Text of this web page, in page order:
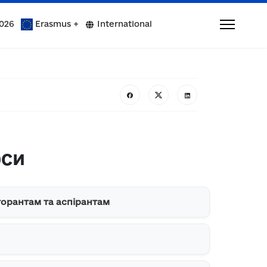
Erasmus + International
та аспірантам